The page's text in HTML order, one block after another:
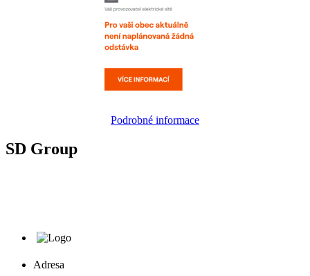
Podrobné informace
SD Group
Adresa